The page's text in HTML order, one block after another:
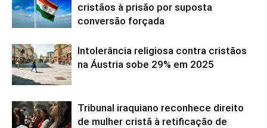
cristãos à prisão por suposta
conversão forçada
Intolerância religiosa contra cristãos
na Áustria sobe 29% em 2025
Tribunal iraquiano reconhece direito
de mulher cristã à retificação de